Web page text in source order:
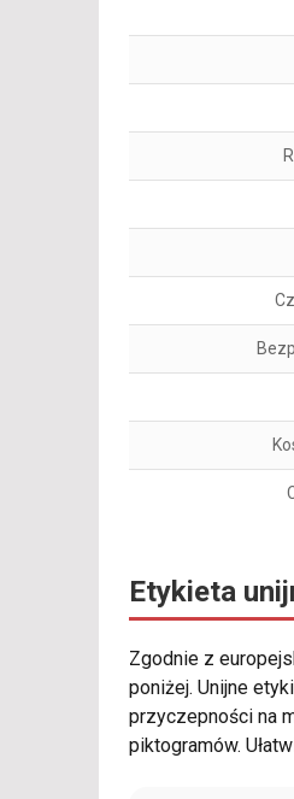
Etykieta
Zgodnie z
poniżej. Unijne
przyczepności na
piktogramów.